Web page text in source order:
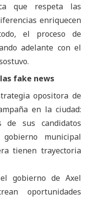
que respeta las
enriquecen
el proceso de
adelante con el
fake news
opositora de
en la ciudad:
de sus candidatos
municipal
tienen trayectoria
gobierno de Axel
oportunidades